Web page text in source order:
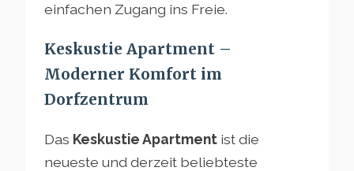
einfachen Zugang ins Freie.
Keskustie Apartment –
Moderner Komfort im
Dorfzentrum
Das Keskustie Apartment ist die
neueste und derzeit beliebteste